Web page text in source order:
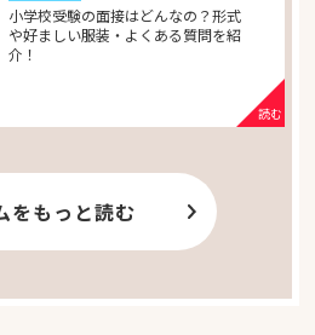
小学校受験の面接はどんなの？形式
や好ましい服装・よくある質問を紹
介！
をもっと読む